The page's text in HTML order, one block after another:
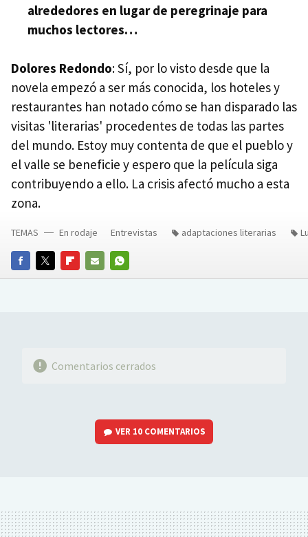
alrededores en lugar de peregrinaje para
muchos lectores…
Dolores Redondo: Sí, por lo visto desde que la
novela empezó a ser más conocida, los hoteles y
restaurantes han notado cómo se han disparado las
visitas 'literarias' procedentes de todas las partes
del mundo. Estoy muy contenta de que el pueblo y
el valle se beneficie y espero que la película siga
contribuyendo a ello. La crisis afectó mucho a esta
zona.
FACEBOOKTWITTERFLIPBOARD
E-
WHATSAPP
TEMAS En rodaje Entrevistas adaptaciones literarias
Comentarios cerrados
VER 10 COMENTARIOS